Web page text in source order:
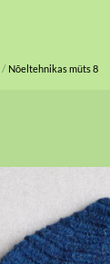
/ Nõeltehnikas müts 8